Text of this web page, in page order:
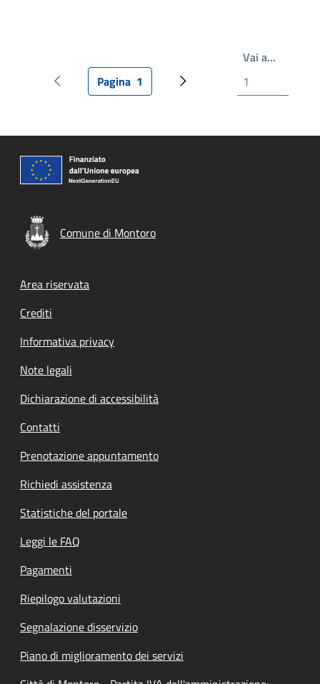
Pagina precedentePagina attuale
Pagina 1 Prossima pagina
Vai a…
Comune di Montoro
Footer menu
Area riservata
Crediti
Informativa privacy
Note legali
Dichiarazione di accessibilità
Contatti
Prenotazione appuntamento
Richiedi assistenza
Statistiche del portale
Leggi le FAQ
Pagamenti
Riepilogo valutazioni
Segnalazione disservizio
Piano di miglioramento dei servizi